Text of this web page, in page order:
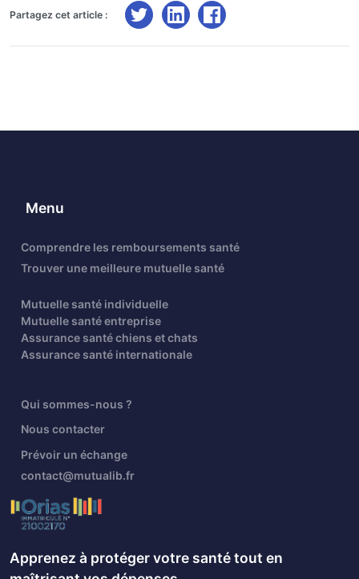
Partagez cet article :
Menu
Comprendre les remboursements santé
Trouver une meilleure mutuelle santé
Mutuelle santé individuelle
Mutuelle santé entreprise
Assurance santé chiens et chats
Assurance santé internationale
Qui sommes-nous ?
Nous contacter
Prévoir un échange
contact@mutualib.fr
Apprenez à protéger votre santé tout en